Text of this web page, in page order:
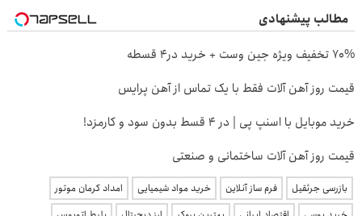
مطالب پیشنهادی
70% تخفیف ویژه جین وست + خرید در4 قسطه
قیمت روز آهن آلات فقط با یک تماس از آهن پرایس
خرید موبایل با اسنپ پی | در ۴ قسط بدون سود و کارمزد!
قیمت روز آهن آلات ساختمانی و صنعتی
بازرسی جرثقیل فرم ساز آنلاین خرید مواد شیمیایی
امداد کرمان موتور